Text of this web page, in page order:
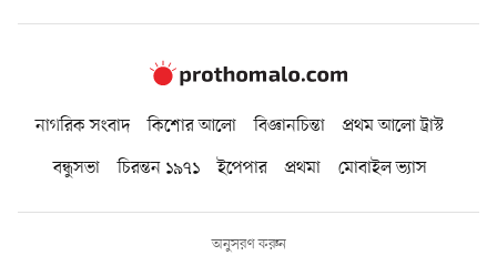
নাগরিক সংবাদ কিশোর আলো বিজ্ঞানচিন্তা
প্রথম আলো ট্রাস্ট
বন্ধুসভা
চিরন্তন ১৯৭১ ইপেপার প্রথমা মোবাইল ভ্যাস
অনুসরণ করুন